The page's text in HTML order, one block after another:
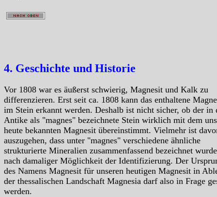
4. Geschichte und Historie
Vor 1808 war es äußerst schwierig, Magnesit und Kalk zu
differenzieren. Erst seit ca. 1808 kann das enthaltene
im Stein erkannt werden. Deshalb ist nicht sicher, ob der in
Antike als "magnes" bezeichnete Stein wirklich mit dem uns
heute bekannten Magnesit übereinstimmt. Vielmehr ist
auszugehen, dass unter "magnes" verschiedene ähnliche
strukturierte Mineralien zusammenfassend bezeichnet
nach damaliger Möglichkeit der Identifizierung. Der
des Namens Magnesit für unseren heutigen Magnesit in
der thessalischen Landschaft Magnesia darf also in Frage
werden.